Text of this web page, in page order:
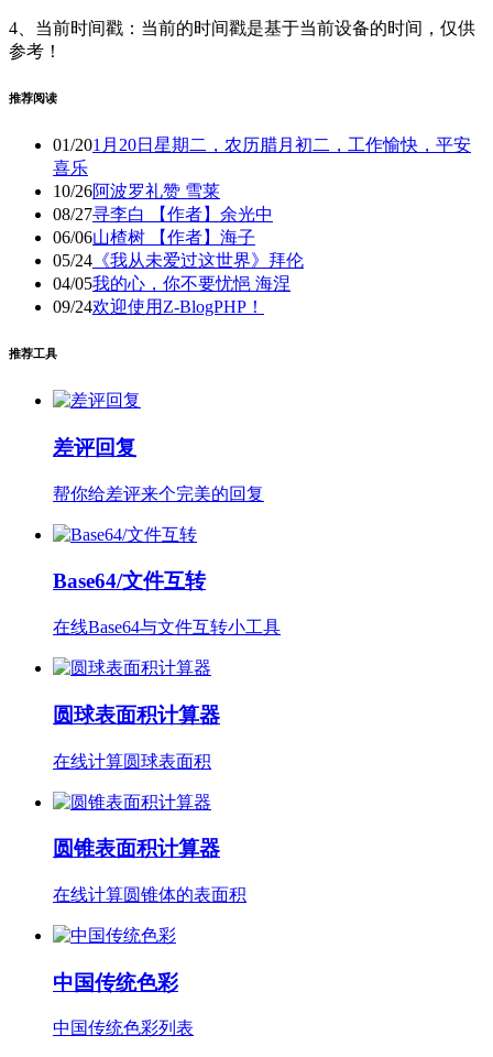
4、当前时间戳：当前的时间戳是基于当前设备的时间，仅供
参考！
推荐阅读
01/201月20日星期二，农历腊月初二，工作愉快，平安
喜乐
10/26阿波罗礼赞 雪莱
08/27寻李白 【作者】余光中
06/06山楂树 【作者】海子
05/24 《我从未爱过这世界》拜伦
04/05我的心，你不要忧悒 海涅
09/24欢迎使用Z-BlogPHP！
推荐工具
差评回复
帮你给差评来个完美的回复
Base64/文件互转
在线Base64与文件互转小工具
圆球表面积计算器
在线计算圆球表面积
圆锥表面积计算器
在线计算圆锥体的表面积
中国传统色彩
中国传统色彩列表